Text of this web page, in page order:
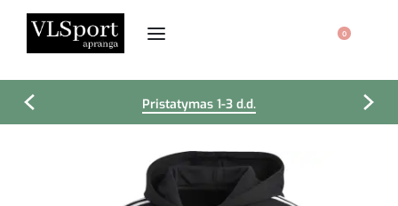
0
Pristatymas 1-3 d.d.